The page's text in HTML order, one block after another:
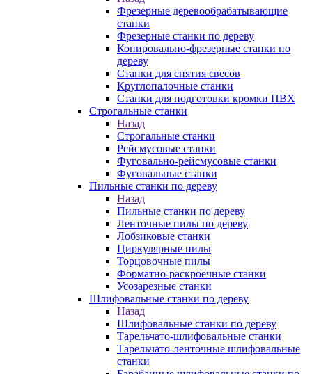
Фрезерные деревообрабатывающие
станки
Фрезерные станки по дереву
Копировально-фрезерные станки по
дереву
Станки для снятия свесов
Круглопалочные станки
Станки для подготовки кромки ПВХ
Строгальные станки
Назад
Строгальные станки
Рейсмусовые станки
Фуговально-рейсмусовые станки
Фуговальные станки
Пильные станки по дереву
Назад
Пильные станки по дереву
Ленточные пилы по дереву
Лобзиковые станки
Циркулярные пилы
Торцовочные пилы
Форматно-раскроечные станки
Усозарезные станки
Шлифовальные станки по дереву
Назад
Шлифовальные станки по дереву
Тарельчато-шлифовальные станки
Тарельчато-ленточные шлифовальные
станки